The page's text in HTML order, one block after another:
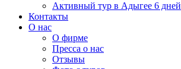
Активный тур в Адыгее 6 дней
Контакты
О нас
О фирме
Пресса о нас
Отзывы